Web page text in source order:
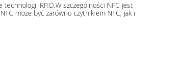
RFID.W szczególności NFC jest
może być zarówno czytnikiem NFC, jak i